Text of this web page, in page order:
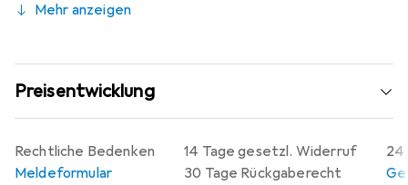
Mehr anzeigen
Preisentwicklung
14 Tage gesetzl. Widerruf
30 Tage Rückgaberecht
24
Rechtliche Bedenken
Meldeformular